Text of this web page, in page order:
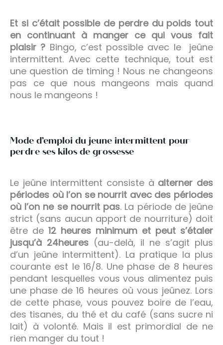
Et si c’était possible de perdre du poids tout
en continuant à manger ce qui vous fait
plaisir ? Bingo, c’est possible avec le jeûne
intermittent. Avec cette technique, tout est
une question de timing ! Nous ne changeons
pas ce que nous mangeons mais quand
nous le mangeons !
Mode d’emploi du jeune intermittent pour
perdre ses kilos de grossesse
Le jeûne intermittent consiste à alterner des
périodes où l’on se nourrit avec des périodes
où l’on ne se nourrit pas. La période de jeûne
strict (sans aucun apport de nourriture) doit
être de 12 heures minimum et peut s’étaler
jusqu’à 24heures (au-delà, il ne s’agit plus
d’un jeûne intermittent). La pratique la plus
courante est le 16/8. Une phase de 8 heures
pendant lesquelles vous vous alimentez puis
une phase de 16 heures où vous jeûnez. Lors
de cette phase, vous pouvez boire de l’eau,
des tisanes, du thé et du café (sans sucre ni
lait) à volonté. Mais il est primordial de ne
rien manger du tout !